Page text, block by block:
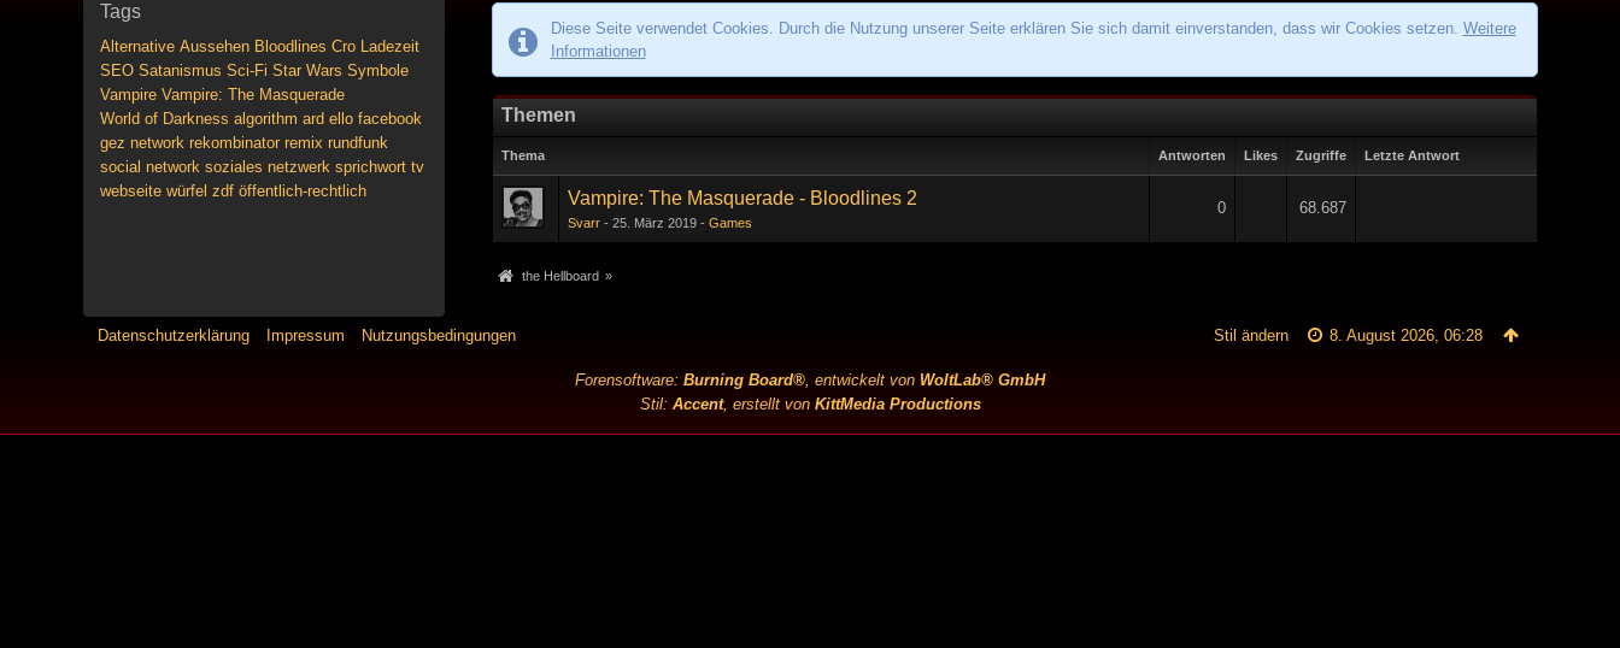
Tags
Alternative Aussehen Bloodlines Cro Ladezeit
SEO Satanismus Sci-Fi Star Wars Symbole
Vampire Vampire: The Masquerade
World of Darkness algorithm ard ello facebook
gez network rekombinator remix rundfunk
social network soziales netzwerk sprichwort tv
webseite würfel zdf öffentlich-rechtlich
Diese Seite verwendet Cookies. Durch die Nutzung unserer Seite erklären Sie sich damit einverstanden, dass wir Cookies setzen. Weitere
Informationen
Themen
Thema Antworten Likes Zugriffe Letzte Antwort
Vampire: The Masquerade - Bloodlines 2
Svarr 25. März 2019 Games
0 68.687
the Hellboard »
Datenschutzerklärung Impressum Nutzungsbedingungen 8. August 2026, 06:28
Stil ändern
Forensoftware: Burning Board®, entwickelt von WoltLab® GmbH
Stil: Accent, erstellt von KittMedia Productions